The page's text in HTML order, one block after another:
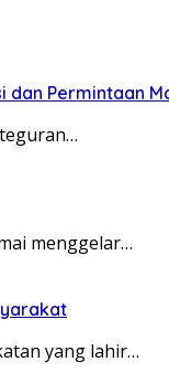
dan Permintaan
menggelar…
yang lahir…